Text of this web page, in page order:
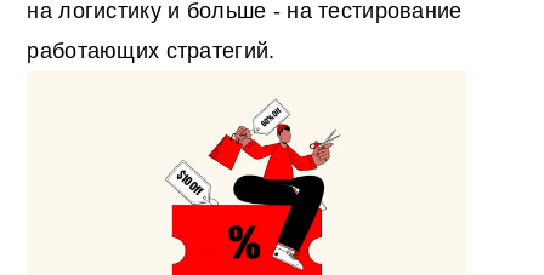
на логистику и больше - на тестирование
работающих стратегий.